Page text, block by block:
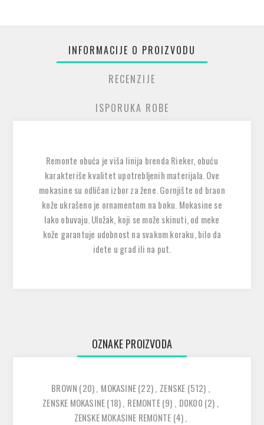
INFORMACIJE O PROIZVODU
RECENZIJE
ISPORUKA ROBE
Remonte obuća je viša linija brenda Rieker, obuću
karakteriše kvalitet upotrebljenih materijala. Ove
mokasine su odličan izbor za žene. Gornjište od braon
kože ukrašeno je ornamentom na boku. Mokasine se
lako obuvaju. Uložak, koji se može skinuti, od meke
kože garantuje udobnost na svakom koraku, bilo da
idete u grad ili na put.
OZNAKE PROIZVODA
BROWN (20), MOKASINE(22), ZENSKE (512) ,
ZENSKE MOKASINE(18), REMONTE(9) , D0K00 (2) ,
ZENSKE MOKASINE REMONTE (4),